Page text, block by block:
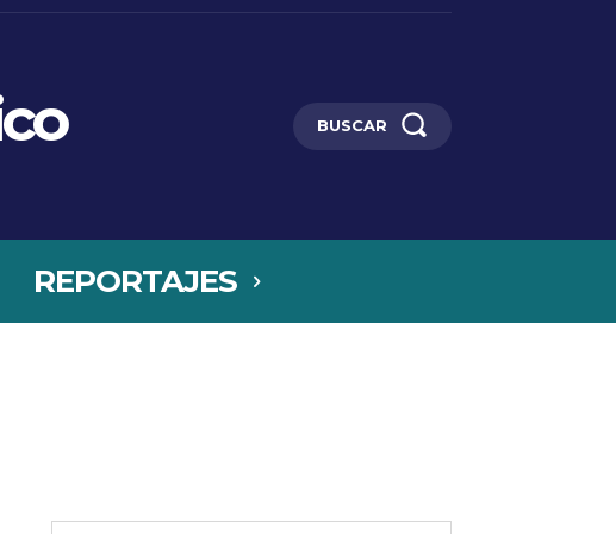
BUSCAR
REPORTAJES